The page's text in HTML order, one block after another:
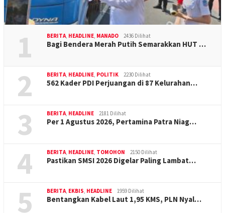
1 BERITA, HEADLINE, MANADO 2436 Dilihat
Bagi Bendera Merah Putih Semarakkan HUT …
2 BERITA, HEADLINE, POLITIK 2230 Dilihat
562 Kader PDI Perjuangan di 87 Kelurahan…
3 BERITA, HEADLINE 2181 Dilihat
Per 1 Agustus 2026, Pertamina Patra Niag…
4 BERITA, HEADLINE, TOMOHON 2150 Dilihat
Pastikan SMSI 2026 Digelar Paling Lambat…
5 BERITA, EKBIS, HEADLINE 1959 Dilihat
Bentangkan Kabel Laut 1,95 KMS, PLN Nyal…